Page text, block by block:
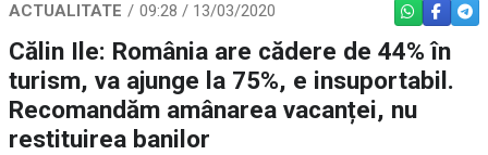
ACTUALITATE 09:28 / 13/03/2020 WHATSAPP
Călin Ile: România are cădere de 44% în
turism, va ajunge la 75%, e insuportabil.
Recomandăm amânarea vacanței, nu
restituirea banilor